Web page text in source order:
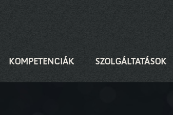
KOMPETENCIÁK SZOLGÁLTATÁSOK